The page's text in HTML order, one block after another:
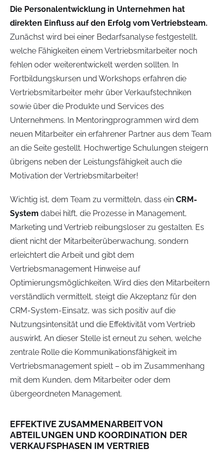
Die Personalentwicklung in Unternehmen hat
direkten Einfluss auf den Erfolg vom Vertriebsteam.
Zunächst wird bei einer Bedarfsanalyse festgestellt,
welche Fähigkeiten einem Vertriebsmitarbeiter noch
fehlen oder weiterentwickelt werden sollten. In
Fortbildungskursen und Workshops erfahren die
Vertriebsmitarbeiter mehr über Verkaufstechniken
sowie über die Produkte und Services des
Unternehmens. In Mentoringprogrammen wird dem
neuen Mitarbeiter ein erfahrener Partner aus dem Team
an die Seite gestellt. Hochwertige Schulungen steigern
übrigens neben der Leistungsfähigkeit auch die
Motivation der Vertriebsmitarbeiter!
Wichtig ist, dem Team zu vermitteln, dass ein CRM-
System dabei hilft, die Prozesse in Management,
Marketing und Vertrieb reibungsloser zu gestalten. Es
dient nicht der Mitarbeiterüberwachung, sondern
erleichtert die Arbeit und gibt dem
Vertriebsmanagement Hinweise auf
Optimierungsmöglichkeiten. Wird dies den Mitarbeitern
verständlich vermittelt, steigt die Akzeptanz für den
CRM-System-Einsatz, was sich positiv auf die
Nutzungsintensität und die Effektivität vom Vertrieb
auswirkt. An dieser Stelle ist erneut zu sehen, welche
zentrale Rolle die Kommunikationsfähigkeit im
Vertriebsmanagement spielt – ob im Zusammenhang
mit dem Kunden, dem Mitarbeiter oder dem
übergeordneten Management.
EFFEKTIVE ZUSAMMENARBEIT VON
ABTEILUNGEN UND KOORDINATION DER
VERKAUFSPHASEN IM VERTRIEB